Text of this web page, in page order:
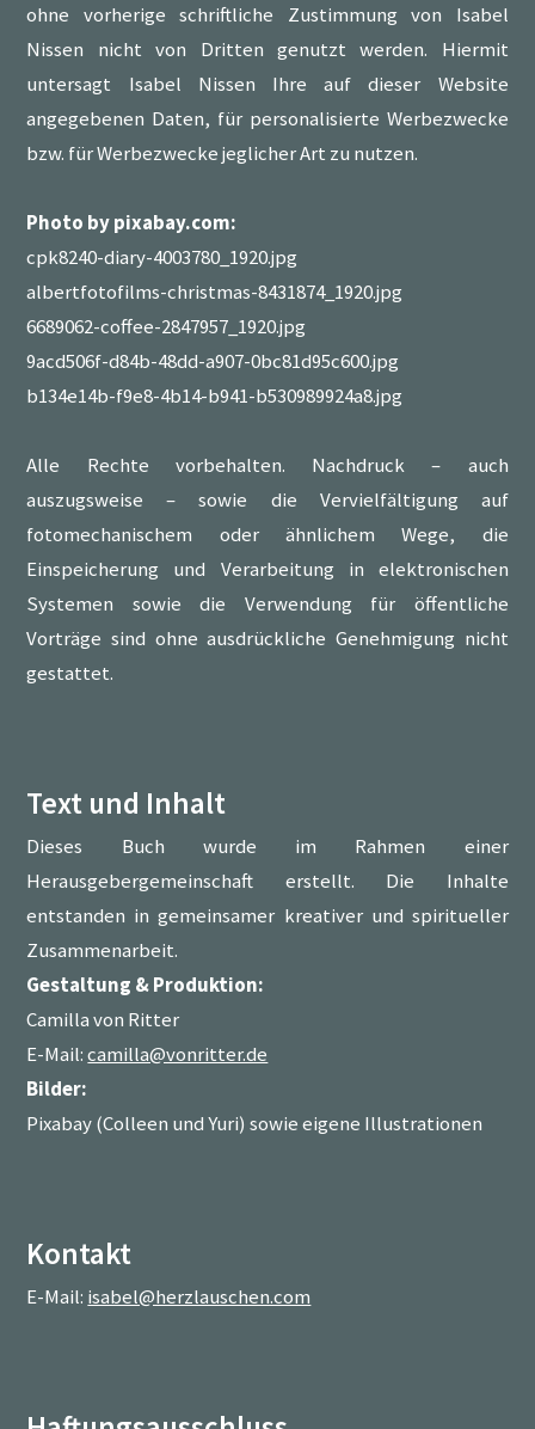
ohne vorherige schriftliche Zustimmung von Isabel
Nissen nicht von Dritten genutzt werden. Hiermit
untersagt Isabel Nissen Ihre auf dieser Website
angegebenen Daten, für personalisierte Werbezwecke
bzw. für Werbezwecke jeglicher Art zu nutzen.
Photo by pixabay.com:
cpk8240-diary-4003780_1920.jpg
albertfotofilms-christmas-8431874_1920.jpg
6689062-coffee-2847957_1920.jpg
9acd506f-d84b-48dd-a907-0bc81d95c600.jpg
b134e14b-f9e8-4b14-b941-b530989924a8.jpg
Alle Rechte vorbehalten. Nachdruck – auch
auszugsweise – sowie die Vervielfältigung auf
fotomechanischem oder ähnlichem Wege, die
Einspeicherung und Verarbeitung in elektronischen
Systemen sowie die Verwendung für öffentliche
Vorträge sind ohne ausdrückliche Genehmigung nicht
gestattet.
Text und Inhalt
Dieses Buch wurde im Rahmen einer
Herausgebergemeinschaft erstellt. Die Inhalte
entstanden in gemeinsamer kreativer und spiritueller
Zusammenarbeit.
Gestaltung & Produktion:
Camilla von Ritter
E-Mail:camilla@vonritter.de
Bilder:
Pixabay (Colleen und Yuri) sowie eigene Illustrationen
Kontakt
E-Mail: isabel@herzlauschen.com